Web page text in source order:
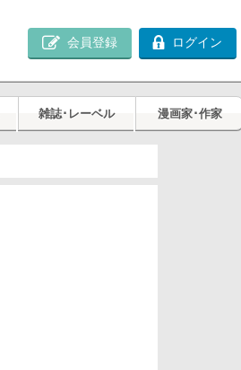
会員登録 ログイン
雑誌･レーベル 漫画家･作家